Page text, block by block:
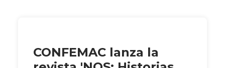
CONFEMAC lanza la